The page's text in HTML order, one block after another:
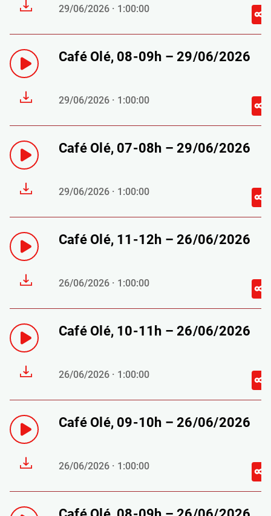
29/06/2026 · 1:00:00
Café Olé, 08-09h – 29/06/2026
29/06/2026 · 1:00:00
Café Olé, 07-08h – 29/06/2026
29/06/2026 · 1:00:00
Café Olé, 11-12h – 26/06/2026
26/06/2026 · 1:00:00
Café Olé, 10-11h – 26/06/2026
26/06/2026 · 1:00:00
Café Olé, 09-10h – 26/06/2026
26/06/2026 · 1:00:00